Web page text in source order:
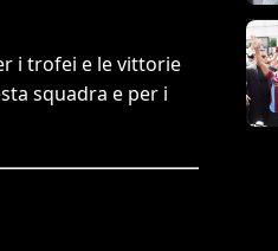
i trofei e le vittorie
squadra e per i